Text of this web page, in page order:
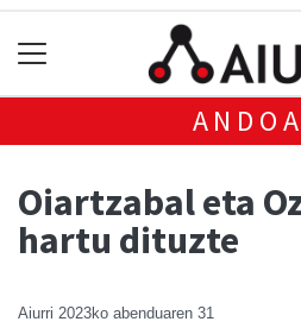
Oiartzabal eta
hartu dituzte
Aiurri 2023ko abenduaren 31